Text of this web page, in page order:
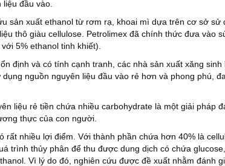
đầu vào.
sản xuất ethanol từ rơm rạ, khoai mì dựa trên cơ sở sử
thô giàu cellulose. Petrolimex đã chính thức đưa vào
5% ethanol tinh khiết).
định và có tính cạnh tranh, các nhà sản xuất xăng sinh
nguồn nguyên liệu đầu vào rẻ hơn và phong phú,
liệu rẻ tiền chứa nhiều carbohydrate là một giải pháp
thực của con người.
rất nhiều lợi điểm. Với thành phần chứa hơn 40% là
trình thủy phân để thu được dung dịch có chứa
Vì lý do đó, nghiên cứu được đề xuất nhằm đánh